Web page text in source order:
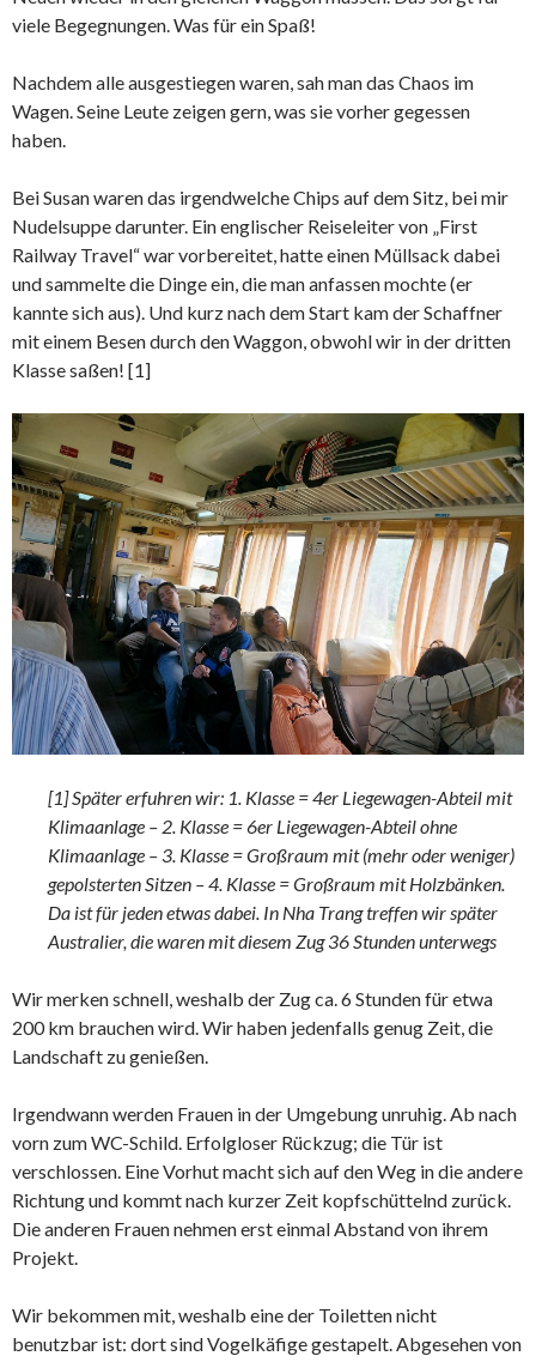
viele Begegnungen. Was für ein Spaß!
Nachdem alle ausgestiegen waren, sah man das Chaos im
Wagen. Seine Leute zeigen gern, was sie vorher gegessen
haben.
Bei Susan waren das irgendwelche Chips auf dem Sitz, bei mir
Nudelsuppe darunter. Ein englischer Reiseleiter von „First
Railway Travel“ war vorbereitet, hatte einen Müllsack dabei
und sammelte die Dinge ein, die man anfassen mochte (er
kannte sich aus). Und kurz nach dem Start kam der Schaffner
mit einem Besen durch den Waggon, obwohl wir in der dritten
Klasse saßen! [1]
[1] Später erfuhren wir: 1. Klasse = 4er Liegewagen-Abteil mit
Klimaanlage – 2. Klasse = 6er Liegewagen-Abteil ohne
Klimaanlage – 3. Klasse = Großraum mit (mehr oder weniger)
gepolsterten Sitzen – 4. Klasse = Großraum mit Holzbänken.
Da ist für jeden etwas dabei. In Nha Trang treffen wir später
Australier, die waren mit diesem Zug 36 Stunden unterwegs
Wir merken schnell, weshalb der Zug ca. 6 Stunden für etwa
200 km brauchen wird. Wir haben jedenfalls genug Zeit, die
Landschaft zu genießen.
Irgendwann werden Frauen in der Umgebung unruhig. Ab nach
vorn zum WC-Schild. Erfolgloser Rückzug; die Tür ist
verschlossen. Eine Vorhut macht sich auf den Weg in die andere
Richtung und kommt nach kurzer Zeit kopfschüttelnd zurück.
Die anderen Frauen nehmen erst einmal Abstand von ihrem
Projekt.
Wir bekommen mit, weshalb eine der Toiletten nicht
benutzbar ist: dort sind Vogelkäfige gestapelt. Abgesehen von